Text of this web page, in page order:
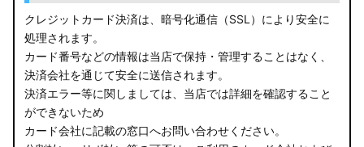
クレジットカード決済は、暗号化通信（SSL）により安全に
処理されます。
カード番号などの情報は当店で保持・管理することはなく、
決済会社を通じて安全に送信されます。
決済エラー等に関しましては、当店では詳細を確認すること
ができないため
カード会社に記載の窓口へお問い合わせください。